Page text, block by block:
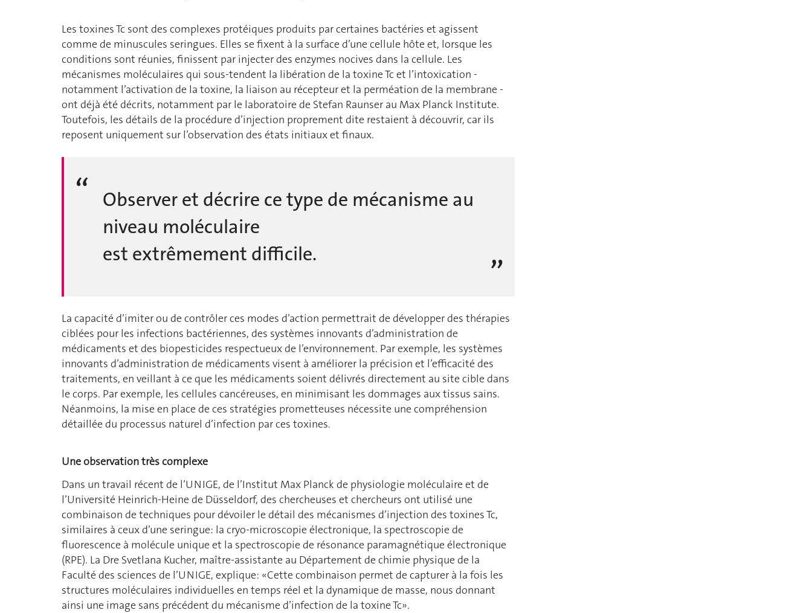
Les toxines Tc sont des complexes protéiques produits par certaines bactéries et agissent
comme de minuscules seringues. Elles se fixent à la surface d’une cellule hôte et, lorsque les
conditions sont réunies, finissent par injecter des enzymes nocives dans la cellule. Les
mécanismes moléculaires qui sous-tendent la libération de la toxine Tc et l’intoxication -
notamment l’activation de la toxine, la liaison au récepteur et la perméation de la membrane -
ont déjà été décrits, notamment par le laboratoire de Stefan Raunser au Max Planck Institute.
Toutefois, les détails de la procédure d’injection proprement dite restaient à découvrir, car ils
reposent uniquement sur l’observation des états initiaux et finaux.
Observer et décrire ce type de mécanisme au
niveau moléculaire
est extrêmement difficile.
La capacité d’imiter ou de contrôler ces modes d’action permettrait de développer des thérapies
ciblées pour les infections bactériennes, des systèmes innovants d’administration de
médicaments et des biopesticides respectueux de l’environnement. Par exemple, les systèmes
innovants d’administration de médicaments visent à améliorer la précision et l’efficacité des
traitements, en veillant à ce que les médicaments soient délivrés directement au site cible dans
le corps. Par exemple, les cellules cancéreuses, en minimisant les dommages aux tissus sains.
Néanmoins, la mise en place de ces stratégies prometteuses nécessite une compréhension
détaillée du processus naturel d’infection par ces toxines.
Une observation très complexe
Dans un travail récent de l’UNIGE, de l’Institut Max Planck de physiologie moléculaire et de
l’Université Heinrich-Heine de Düsseldorf, des chercheuses et chercheurs ont utilisé une
combinaison de techniques pour dévoiler le détail des mécanismes d’injection des toxines Tc,
similaires à ceux d’une seringue: la cryo-microscopie électronique, la spectroscopie de
fluorescence à molécule unique et la spectroscopie de résonance paramagnétique électronique
(RPE). La Dre Svetlana Kucher, maître-assistante au Département de chimie physique de la
Faculté des sciences de l’UNIGE, explique: «Cette combinaison permet de capturer à la fois les
structures moléculaires individuelles en temps réel et la dynamique de masse, nous donnant
ainsi une image sans précédent du mécanisme d’infection de la toxine Tc».